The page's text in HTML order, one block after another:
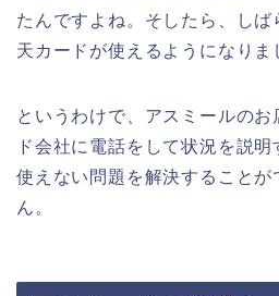
たんですよね。そしたら、しば
天カードが使えるようになりま
というわけで、アスミールの
ド会社に電話をして状況を説
使えない問題を解決すること
ん。